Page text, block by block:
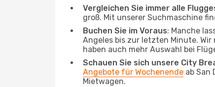
Vergleichen Sie immer alle
groß. Mit unserer Suchmaschine
Buchen Sie im Voraus: Manche
Angeles bis zur letzten Minute.
haben auch mehr Auswahl bei
Schauen Sie sich unsere City
Angebote für Wochenende ab San
Mietwagen.